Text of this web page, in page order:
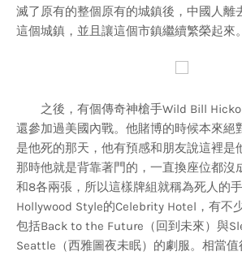
滅了原有的整個原有的城鎮後，中國人離
這個城鎮，並且讓這個市鎮繼續繁榮起來。
之後，有個傳奇神槍手Wild Bill
還參加過美國內戰。他賭博的時候本來絕
是他死的那天，他有預感和朋友說這裡是
那時他就是背靠著門的，一直換座位都沒
和8各兩張，所以這樣牌組就稱為死人的
Hollywood Style的Celebrity Hotel，有不
包括Back to the Future（回到未來）與
Seattle（西雅圖夜未眠）的劇服。相當值